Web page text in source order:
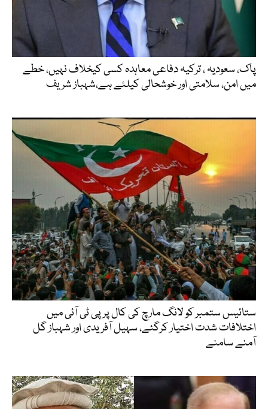
پاک، سعودیہ ، ترکیہ دفاعی معاہدہ کسی کیخلاف نہیں، خطے
میں امن، سلامتی اور خوشحالی کیلئے ہے،شہباز شریف
ستائیس ستمبر کو لانگ مارچ کی کال پر پی ٹی آئی میں
اختلافات شدت اختیار کرگئے، سہیل آفریدی اور شہباز گل
آمنے سامنے